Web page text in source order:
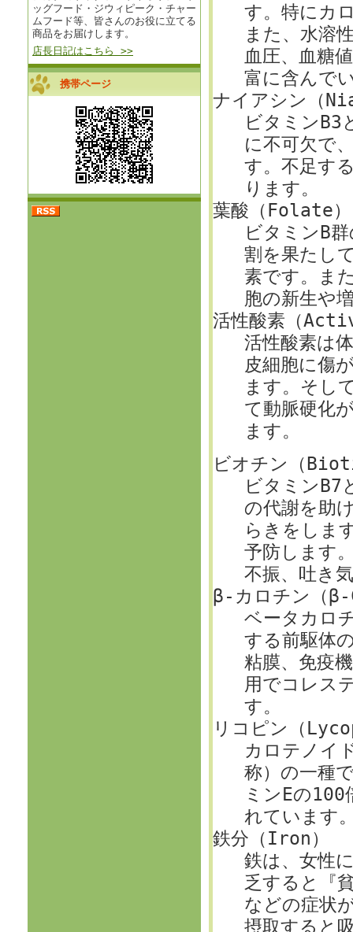
ッグフード・ジウィピーク・チャー
ムフード等、皆さんのお役に立てる
商品をお届けします。
店長日記はこちら >>
携帯ページ
す。特にカ
また、水溶
血圧、血糖
富に含んで
ナイアシン（
ビタミンB3
に不可欠で
す。不足す
ります。
葉酸（Folate）
ビタミンB
割を果たし
素です。ま
胞の新生や
活性酸素（
活性酸素は
皮細胞に傷
ます。そし
て動脈硬化
ます。
ビオチン（
ビタミンB7
の代謝を助
らきをしま
予防します
不振、吐き
β-カロチン（
ベータカロ
する前駆体
粘膜、免疫
用でコレス
す。
リコピン（
カロテノイ
称）の一種
ミンEの100
れています
鉄分（Iron）
鉄は、女性
乏すると『
などの症状
摂取すると